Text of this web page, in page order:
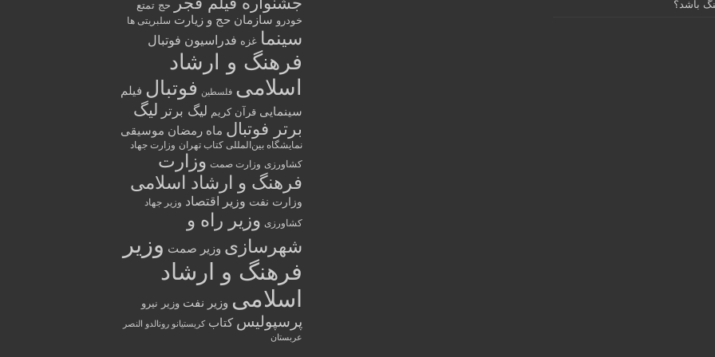
باشد؟
حج تمتع
خودرو سازمان حج و زیارت سلبریتی ها
سینما غزه فدراسیون فوتبال
فرهنگ و ارشاد
اسلامی فلسطین فوتبال فیلم
سینمایی قرآن کریم لیگ برتر لیگ
برتر فوتبال ماه رمضان موسیقی
نمایشگاه بین‌المللی کتاب تهران وزارت جهاد
کشاورزی وزارت صمت وزارت
فرهنگ و ارشاد اسلامی
وزارت نفت وزیر اقتصاد وزیر جهاد
کشاورزی وزیر راه و
شهرسازی وزیر صمت وزیر
فرهنگ و ارشاد
اسلامی وزیر نفت وزیر نیرو
پرسپولیس کتاب کریستیانو رونالدو النصر
عربستان